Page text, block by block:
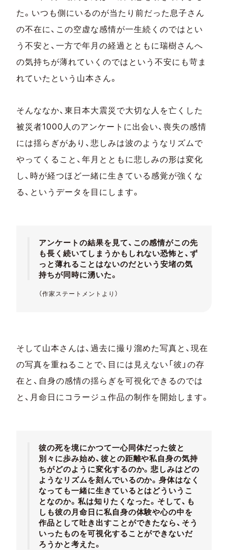
た。いつも側にいるのが当たり前だった息子さん
の不在に、この空虚な感情が一生続くのではとい
う不安と、一方で年月の経過とともに瑞樹さんへ
の気持ちが薄れていくのではという不安にも苛ま
れていたという山本さん。
そんななか、東日本大震災で大切な人を亡くした
被災者1000人のアンケートに出会い、喪失の感情
には揺らぎがあり、悲しみは波のようなリズムで
やってくること、年月とともに悲しみの形は変化
し、時が経つほど一緒に生きている感覚が強くな
る、というデータを目にします。
アンケートの結果を見て、この感情がこの先
も長く続いてしまうかもしれない恐怖と、ず
っと薄れることはないのだという安堵の気
持ちが同時に湧いた。
（作家ステートメントより）
そして山本さんは、過去に撮り溜めた写真と、現在
の写真を重ねることで、目には見えない「彼」の存
在と、自身の感情の揺らぎを可視化できるのでは
と、月命日にコラージュ作品の制作を開始します。
彼の死を境にかつて一心同体だった彼と
別々に歩み始め、彼との距離や私自身の気持
ちがどのように変化するのか。悲しみはどの
ようなリズムを刻んでいるのか。身体はなく
なっても一緒に生きているとはどういうこ
となのか。私は知りたくなった。そして、も
しも彼の月命日に私自身の体験や心の中を
作品として吐き出すことができたなら、そう
いったものを可視化することができないだ
ろうかと考えた。